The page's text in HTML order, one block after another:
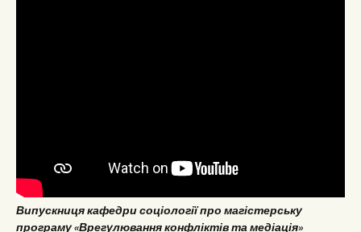
Випускниця кафедри соціології про магістерську
програму «Врегулювання конфліктів та медіація»